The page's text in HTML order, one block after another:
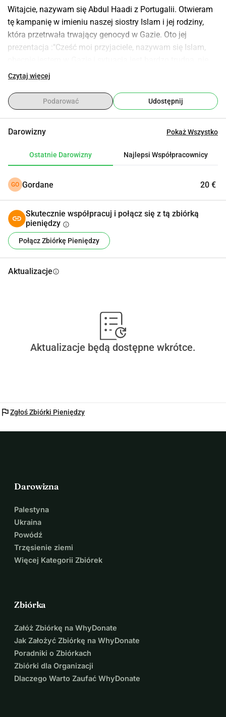
Witajcie, nazywam się Abdul Haadi z Portugalii. Otwieram
tę kampanię w imieniu naszej siostry Islam i jej rodziny,
która przetrwała trwający genocyd w Gazie. Oto jej
prezentacja :"Cześć moi przyjaciele, nazywam się Islam,
ma jedzenia ani picia, proszę, przekażcie coś, mam 7 osób,
moją córkę, jest chora, a mój mąż jest chory, proszę,
pomóżcie mi, spójrzcie na nas z oczami miłosierdzia i
"Dziękuję za uwagęProszę, przekażcie
Czytaj więcej
Podarować Udostępnij
Darowizny Pokaż Wszystko
Ostatnie Darowizny Najlepsi Współpracownicy
GO Gordane 20 €
Skutecznie współpracuj i połącz się z tą zbiórką
pieniędzy info
Połącz Zbiórkę Pieniędzy
Aktualizacjeinfo
Aktualizacje będą dostępne wkrótce.
flagZgłoś Zbiórki Pieniędzy
Darowizna
Palestyna
Ukraina
Powódź
Trzęsienie ziemi
Więcej Kategorii Zbiórek
Zbiórka
Załóż Zbiórkę na WhyDonate
Jak Założyć Zbiórkę na WhyDonate
Poradniki o Zbiórkach
Zbiórki dla Organizacji
Dlaczego Warto Zaufać WhyDonate